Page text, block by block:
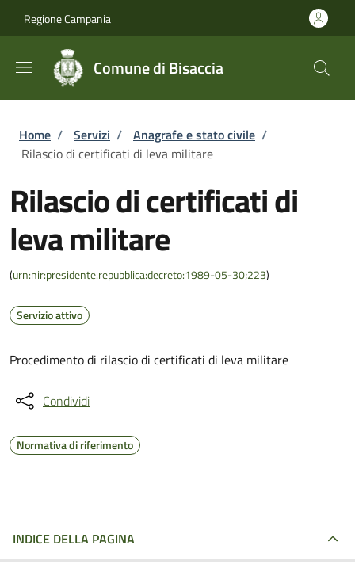
Regione Campania
Comune di Bisaccia
Briciole di pane
Home / Servizi / Anagrafe e stato civile /
Rilascio di certificati di leva militare
Rilascio di certificati di
leva militare
(urn:nir:presidente.repubblica:decreto:1989-05-30;223)
Servizio attivo
Procedimento di rilascio di certificati di leva militare
Condividi
Normativa di riferimento
INDICE DELLA PAGINA